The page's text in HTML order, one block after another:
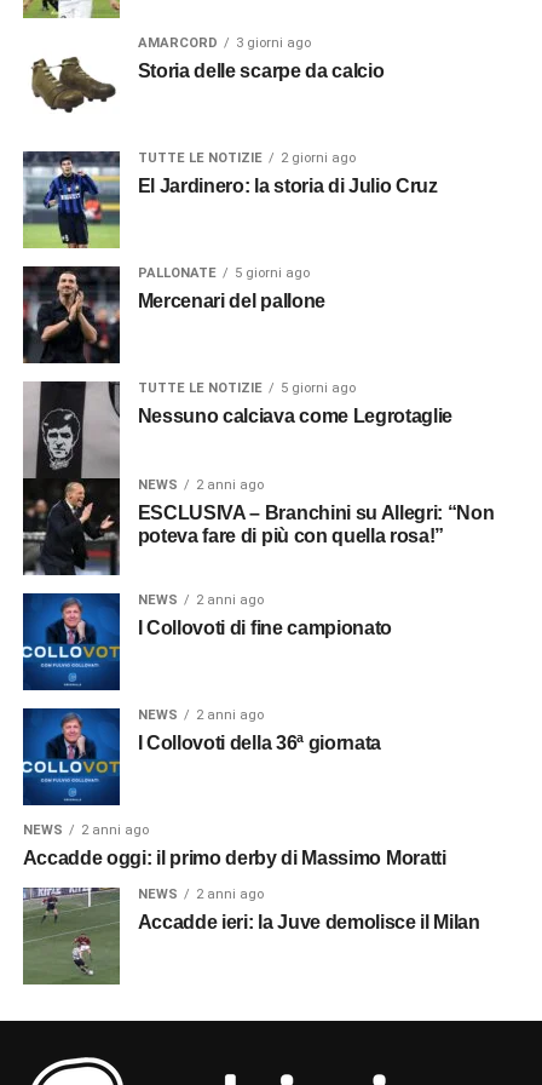
AMARCORD 3 giorni ago
Storia delle scarpe da calcio
TUTTE LE NOTIZIE 2 giorni ago
El Jardinero: la storia di Julio Cruz
PALLONATE 5 giorni ago
Mercenari del pallone
TUTTE LE NOTIZIE 5 giorni ago
Nessuno calciava come Legrotaglie
NEWS 2 anni ago
ESCLUSIVA – Branchini su Allegri: “Non
poteva fare di più con quella rosa!”
NEWS 2 anni ago
I Collovoti di fine campionato
NEWS 2 anni ago
I Collovoti della 36ª giornata
NEWS 2 anni ago
Accadde oggi: il primo derby di Massimo Moratti
NEWS 2 anni ago
Accadde ieri: la Juve demolisce il Milan